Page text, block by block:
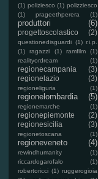
(1) poliziesco (1) polizziesco
(1)
prageethperera (1)
produttori (6)
progettoscolastico (2)
questionedisguardi (1) r.i.p.
(1)
ragazzi (1) ramfilm
(1)
realityordream
(1)
regionecampania
(3)
regionelazio
(3)
regioneliguria (1)
regionelombardia (5)
regionemarche (1)
regionepiemonte
(2)
regionesicilia
(3)
regionetoscana (1)
regioneveneto (4)
rewindhumanity
(1)
riccardogarofalo
(1)
robertoricci (1) ruggerogioia